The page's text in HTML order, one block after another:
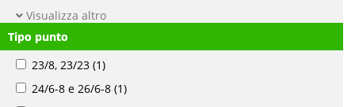
Visualizza altro
Tipo punto
23/8, 23/23 (1)
24/6-8 e 26/6-8 (1)